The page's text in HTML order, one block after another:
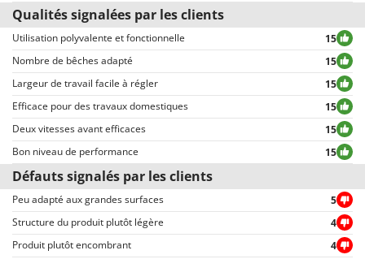
Tous les commentaires, tant positifs que négatifs, sont publiés sans
exclusion ou censure, à l’exception de textes qui contiennent des
expressions ou mots inappropriés, ou qui ne respectent pas le traitement
des données personnelles.
Tous les commentaires, qu’ils soient positifs ou négatifs, peuvent être
consultés rapidement par nos visiteurs, grâce également aux filtres qui
permettent une sélection rapide, comme par exemple celui permettant de
choisir entre avis positifs et négatifs.
Qualités signalées par les clients
Utilisation polyvalente et fonctionnelle
15
Nombre de bêches adapté
15
Largeur de travail facile à régler
15
Efficace pour des travaux domestiques
15
Deux vitesses avant efficaces
15
Bon niveau de performance
15
Défauts signalés par les clients
Peu adapté aux grandes surfaces
5
Structure du produit plutôt légère
4
Produit plutôt encombrant
4